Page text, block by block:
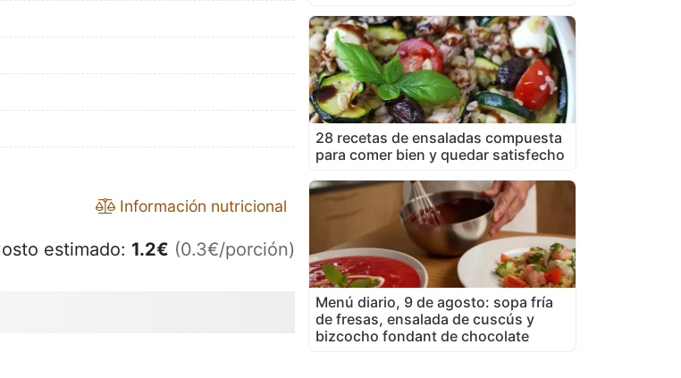
Información nutricional
estimado: 1.2€ (0.3€/porción)
28 recetas de ensaladas compuesta
para comer bien y quedar satisfecho
Menú diario, 9 de agosto: sopa fría
de fresas, ensalada de cuscús y
bizcocho fondant de chocolate